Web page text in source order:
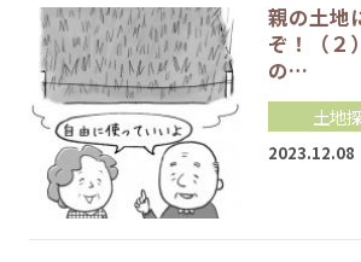
親の土地
ぞ！（２
の…
土地
2023.12.08